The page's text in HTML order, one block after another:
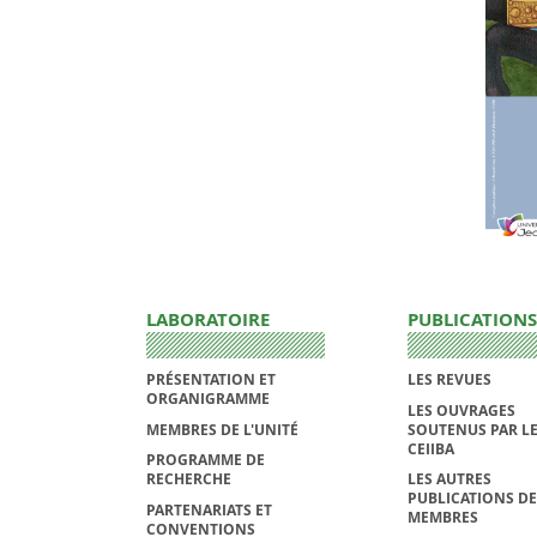
LABORATOIRE
PRÉSENTATION ET
ORGANIGRAMME
MEMBRES DE L'UNITÉ
PROGRAMME DE
RECHERCHE
PARTENARIATS ET
CONVENTIONS
PUBLICATIONS
LES REVUES
LES OUVRAGES
SOUTENUS PAR LE
CEIIBA
LES AUTRES
PUBLICATIONS
MEMBRES